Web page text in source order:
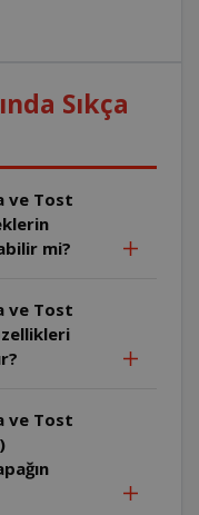
Sıkça
ve Tost
mi?
ve Tost
ve Tost